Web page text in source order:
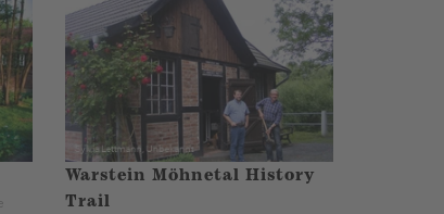
Warstein Möhnetal History
Trail